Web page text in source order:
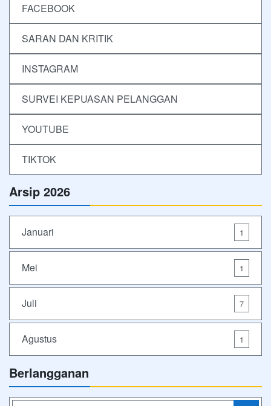
FACEBOOK
SARAN DAN KRITIK
INSTAGRAM
SURVEI KEPUASAN PELANGGAN
YOUTUBE
TIKTOK
Arsip 2026
Januari 1
Mei 1
Juli 7
Agustus 1
Berlangganan